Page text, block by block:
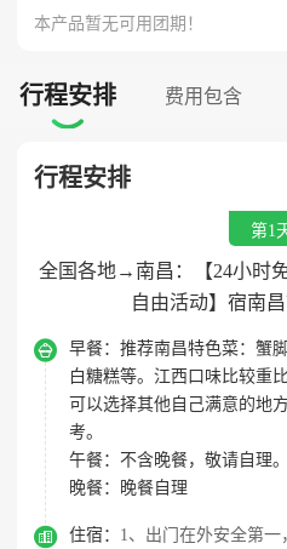
本产品暂无可用团期！
行程安排 费用包含

行程安排
第1
全国各地→南昌：【24小时
自由活动】宿南
 早餐： 推荐南昌特色菜：蟹
白糖糕等。江西口味比较重
可以选择其他自己满意的地
考。
午餐： 不含晚餐，敬请自理。
晚餐：
晚餐自理
 住宿： 1、出门在外安全第